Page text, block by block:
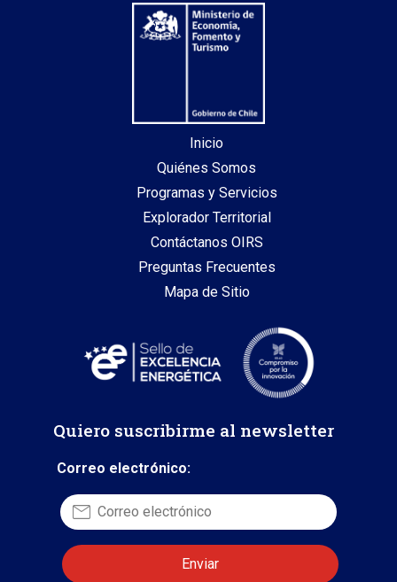
Inicio
Quiénes Somos
Programas y Servicios
Explorador Territorial
Contáctanos OIRS
Preguntas Frecuentes
Mapa de Sitio
Quiero suscribirme al newsletter
Correo electrónico: